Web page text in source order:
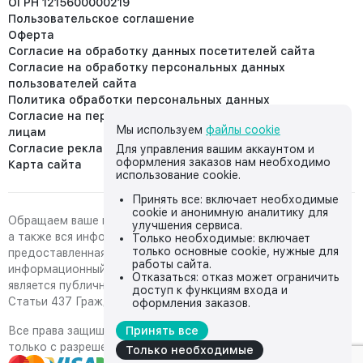
Пользовательское соглашение
Оферта
Согласие на обработку данных посетителей сайта
Согласие на обработку персональных данных
пользователей сайта
Политика обработки персональных данных
Согласие на передачу персональных данных третьим
лицам
Согласие реклама
Карта сайта
Обращаем ваше внимание на то, что данный интернет-сайт,
а также вся информация о товарах и ценах,
предоставленная на нём, носит исключительно
информационный характер и ни при каких условиях не
является публичной офертой, определяемой положениями
Статьи 437 Гражданского кодекса Российской Федерации.
Все права защищены, любое копирование с сайта возможно
только с разрешения владельца сайта
Мы используем файлы cookie
Для управления вашим аккаунтом и
оформления заказов нам необходимо
использование cookie.
Принять все: включает необходимые
cookie и анонимную аналитику для
улучшения сервиса.
Только необходимые: включает
только основные cookie, нужные для
работы сайта.
Отказаться: отказ может ограничить
доступ к функциям входа и
оформления заказов.
Принять все
Только необходимые